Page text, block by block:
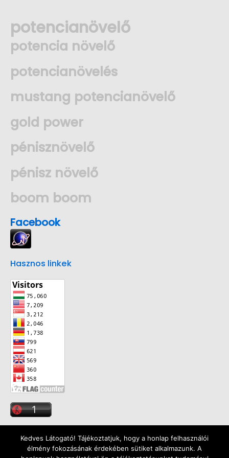
potencianövelő
potencia növelő
potencianövelés
mustang potencianövelő
gold power
pénisznövelő
pénisz növelő
boom boom
Facebook
Hasznos linkek
Kedves Látogató! Tájékoztatjuk, hogy a honlap felhasználói
élmény fokozásának érdekében sütiket alkalmazunk. A